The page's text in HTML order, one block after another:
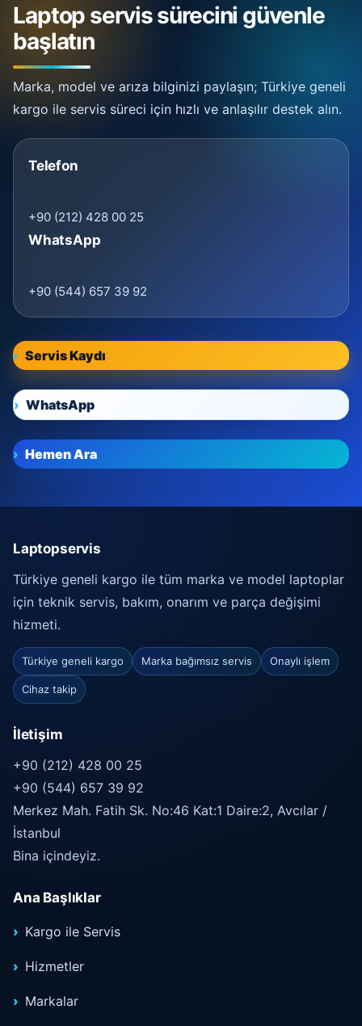
Laptop servis sürecini güvenle
başlatın
Marka, model ve arıza bilginizi paylaşın; Türkiye geneli
kargo ile servis süreci için hızlı ve anlaşılır destek alın.
Telefon
+90 (212) 428 00 25
WhatsApp
+90 (544) 657 39 92
Servis Kaydı
WhatsApp
Hemen Ara
Laptopservis
Türkiye geneli kargo ile tüm marka ve model laptoplar
için teknik servis, bakım, onarım ve parça değişimi
hizmeti.
Türkiye geneli kargo Marka bağımsız servis Onaylı işlem
Cihaz takip
İletişim
+90 (212) 428 00 25
+90 (544) 657 39 92
Merkez Mah. Fatih Sk. No:46 Kat:1 Daire:2, Avcılar /
İstanbul
Bina içindeyiz.
Ana Başlıklar
Kargo ile Servis
Hizmetler
Markalar